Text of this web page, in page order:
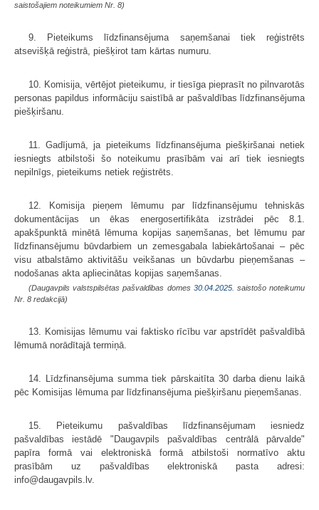
saistošajiem noteikumiem Nr. 8)
9. Pieteikums līdzfinansējuma saņemšanai tiek reģistrēts
atsevišķā reģistrā, piešķirot tam kārtas numuru.
10. Komisija, vērtējot pieteikumu, ir tiesīga pieprasīt no pilnvarotās
personas papildus informāciju saistībā ar pašvaldības līdzfinansējuma
piešķiršanu.
11. Gadījumā, ja pieteikums līdzfinansējuma piešķiršanai netiek
iesniegts atbilstoši šo noteikumu prasībām vai arī tiek iesniegts
nepilnīgs, pieteikums netiek reģistrēts.
12. Komisija pieņem lēmumu par līdzfinansējumu tehniskās
dokumentācijas un ēkas energosertifikāta izstrādei pēc 8.1.
apakšpunktā minētā lēmuma kopijas saņemšanas, bet lēmumu par
līdzfinansējumu būvdarbiem un zemesgabala labiekārtošanai – pēc
visu atbalstāmo aktivitāšu veikšanas un būvdarbu pieņemšanas –
nodošanas akta apliecinātas kopijas saņemšanas.
(Daugavpils valstspilsētas pašvaldības domes 30.04.2025. saistošo noteikumu
Nr. 8 redakcijā)
13. Komisijas lēmumu vai faktisko rīcību var apstrīdēt pašvaldībā
lēmumā norādītajā termiņā.
14. Līdzfinansējuma summa tiek pārskaitīta 30 darba dienu laikā
pēc Komisijas lēmuma par līdzfinansējuma piešķiršanu pieņemšanas.
15. Pieteikumu pašvaldības līdzfinansējumam iesniedz
pašvaldības iestādē "Daugavpils pašvaldības centrālā pārvalde"
papīra formā vai elektroniskā formā atbilstoši normatīvo aktu
prasībām uz pašvaldības elektroniskā pasta adresi:
info@daugavpils.lv.